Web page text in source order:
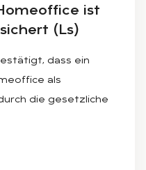
ist
(Ls)
dass ein
als
die gesetzliche